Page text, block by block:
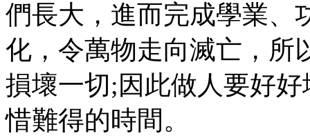
們長大，進而完成學業、
化，令萬物走向滅亡，所
損壞一切;因此做人要好
惜難得的時間。